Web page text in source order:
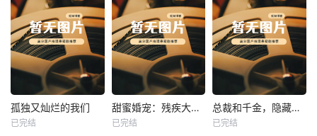
热播
孤独又灿烂的我们
已完结
热播 甜蜜婚宠：残疾大佬夜夜撩
已完结
热播 总裁和千金，隐藏身份闪婚了
已完结